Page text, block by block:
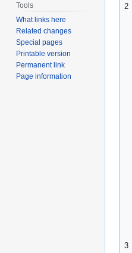
2
3
Tools
What links here
Related changes
Special pages
Printable version
Permanent link
Page information